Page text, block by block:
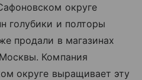
округе
голубики и полторы
продали в магазинах
Компания
округе выращивает эту